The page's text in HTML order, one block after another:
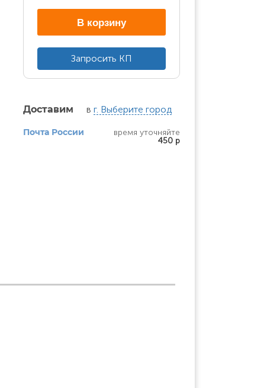
В корзину
Запросить КП
Доставим в г. Выберите город
Почта России
время уточняйте
450 р